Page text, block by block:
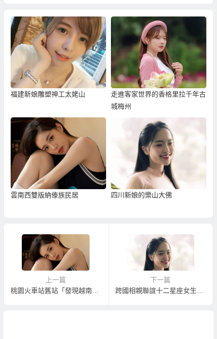
福建新娘雕塑神工太姥山
走進客家世界的香格里拉千年古
城梅州
雲南西雙版納傣族民居 四川新娘的樂山大佛
上一篇
桃園火車站舊站「發現越南」文化展
下一篇